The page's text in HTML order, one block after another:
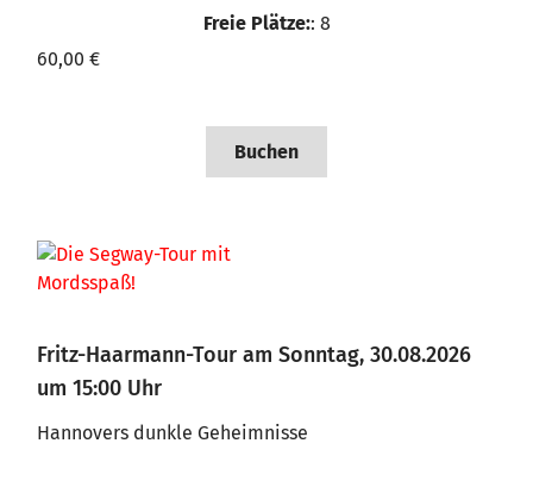
Freie Plätze:: 8
60,00 €
Buchen
Fritz-Haarmann-Tour am Sonntag, 30.08.2026
um 15:00 Uhr
Hannovers dunkle Geheimnisse